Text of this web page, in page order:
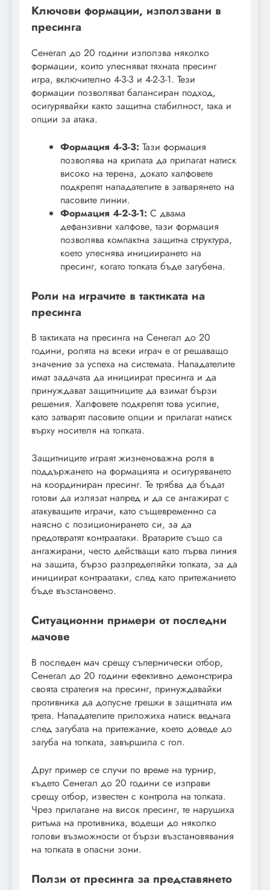
Ключови формации, използвани в
пресинга
Сенегал до 20 години използва няколко
формации, които улесняват тяхната пресинг
игра, включително 4-3-3 и 4-2-3-1. Тези
формации позволяват балансиран подход,
осигурявайки както защитна стабилност, така и
опции за атака.
Формация 4-3-3: Тази формация
позволява на крилата да прилагат натиск
високо на терена, докато халфовете
подкрепят нападателите в затварянето на
пасовите линии.
Формация 4-2-3-1: С двама
дефанзивни халфове, тази формация
позволява компактна защитна структура,
което улеснява инициирането на
пресинг, когато топката бъде загубена.
Роли на играчите в тактиката на
пресинга
В тактиката на пресинга на Сенегал до 20
години, ролята на всеки играч е от решаващо
значение за успеха на системата. Нападателите
имат задачата да инициират пресинга и да
принуждават защитниците да взимат бързи
решения. Халфовете подкрепят това усилие,
като затварят пасовите опции и прилагат натиск
върху носителя на топката.
Защитниците играят жизненоважна роля в
поддържането на формацията и осигуряването
на координиран пресинг. Те трябва да бъдат
готови да излязат напред и да се ангажират с
атакуващите играчи, като същевременно са
наясно с позиционирането си, за да
предотвратят контраатаки. Вратарите също са
ангажирани, често действащи като първа линия
на защита, бързо разпределяйки топката, за да
инициират контраатаки, след като притежанието
бъде възстановено.
Ситуационни примери от последни
мачове
В последен мач срещу съпернически отбор,
Сенегал до 20 години ефективно демонстрира
своята стратегия на пресинг, принуждавайки
противника да допусне грешки в защитната им
трета. Нападателите приложиха натиск веднага
след загубата на притежание, което доведе до
загуба на топката, завършила с гол.
Друг пример се случи по време на турнир,
където Сенегал до 20 години се изправи
срещу отбор, известен с контрола на топката.
Чрез прилагане на висок пресинг, те нарушиха
ритъма на противника, водещи до няколко
голови възможности от бързи възстановявания
на топката в опасни зони.
Ползи от пресинга за представянето